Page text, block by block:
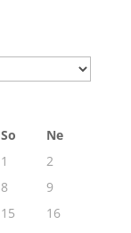
So
Ne
1
2
8
9
15
16